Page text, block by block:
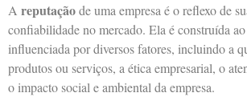
A reputaçãode uma empresa é o reflexo de
confiabilidade no mercado. Ela é construída
influenciada por diversos fatores, incluindo a
produtos ou serviços, a ética empresarial, o
o impacto social e ambiental da empresa.